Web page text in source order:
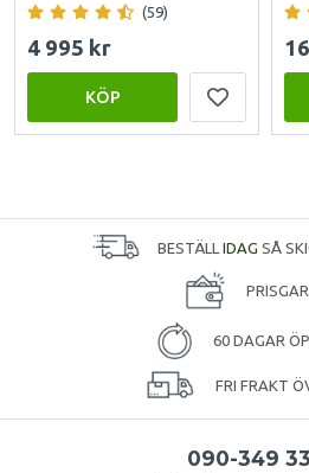
(59)
4 995 kr
KÖP
BESTÄLL IDAG SÅ
60 DAGAR
FRI FRAKT
090-349